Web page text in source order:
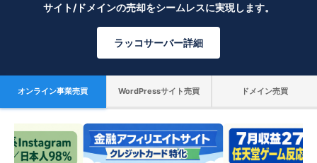
サイト/ドメインの売却をシームレスに実現します。
ラッコサーバー詳細
オンライン事業売買 WordPressサイト売買 ドメイン売買